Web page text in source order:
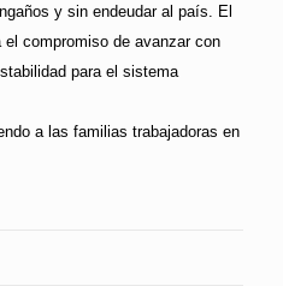
y sin endeudar al país. El
compromiso de avanzar con
para el sistema
a las familias trabajadoras en